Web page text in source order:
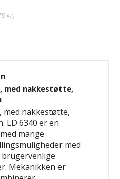
kr)
med nakkestøtte,
med nakkestøtte,
LD 6340 er en
mange
med
Mekanikken er